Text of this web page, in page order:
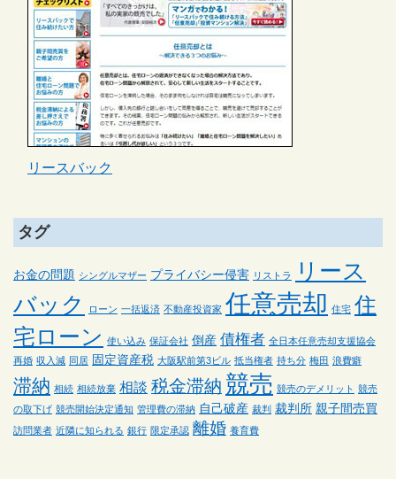
リースバック
タグ
お金の問題 シングルマザー プライバシー侵害 リストラ
リース
バック
ローン 一括返済 不動産投資家 任意売却 住宅 住
宅ローン 使い込み 保証会社 倒産 債権者 全日本任意売却支援協会
再婚 収入減 同居 固定資産税 大阪駅前第3ビル 抵当権者 持ち分 梅田 浪費癖
滞納 相続 相続放棄 相談 税金滞納 競売 競売のデメリット 競売
の取下げ 競売開始決定通知 管理費の滞納 自己破産 裁判 裁判所 親子間売買
訪問業者 近隣に知られる 銀行 限定承認 離婚 養育費